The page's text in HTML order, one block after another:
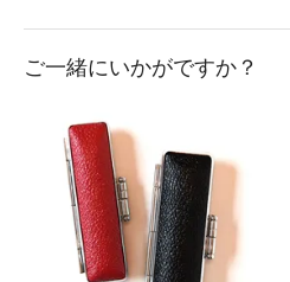
ご一緒にいかがですか？